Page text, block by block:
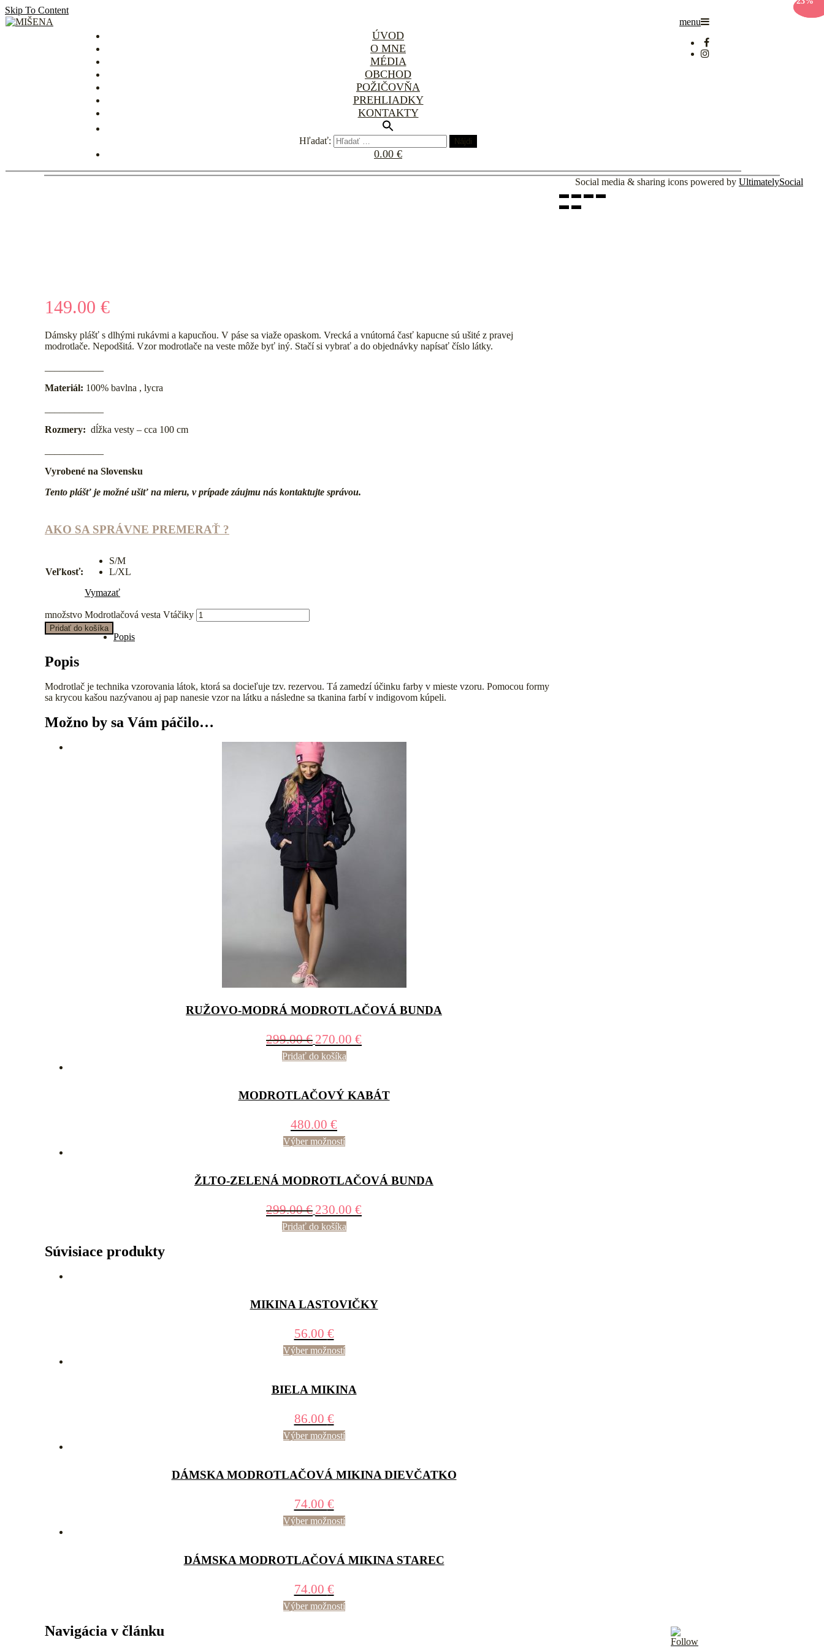
Skip To Content
ÚVOD
O MNE
MÉDIA
OBCHOD
POŽIČOVŇA
PREHLIADKY
KONTAKTY
Hľadať:
0.00 €
menu
149.00 €
Dámsky plášť s dlhými rukávmi a kapucňou. V páse sa viaže opaskom. Vrecká a vnútorná časť kapucne sú ušité z pravej
modrotlače. Nepodšitá. Vzor modrotlače na veste môže byť iný. Stačí si vybrať a do objednávky napísať číslo látky.
Materiál: 100% bavlna , lycra
Rozmery: dĺžka vesty – cca 100 cm
Vyrobené na Slovensku
Tento plášť je možné ušiť na mieru, v prípade záujmu nás kontaktujte správou.
AKO SA SPRÁVNE PREMERAŤ ?
Veľkosť:
S/M
L/XL
Vymazať
množstvo Modrotlačová vesta Vtáčiky
Pridať do košíka
Popis
Popis
Modrotlač je technika vzorovania látok, ktorá sa docieľuje tzv. rezervou. Tá zamedzí účinku farby v mieste vzoru. Pomocou formy
sa krycou kašou nazývanou aj pap nanesie vzor na látku a následne sa tkanina farbí v indigovom kúpeli.
Možno by sa Vám páčilo…
RUŽOVO-MODRÁ MODROTLAČOVÁ BUNDA
299.00€ 270.00 €
Pridať do košíka
MODROTLAČOVÝ KABÁT
480.00 €
Výber možností
ŽLTO-ZELENÁ MODROTLAČOVÁ BUNDA
299.00€ 230.00 €
Pridať do košíka
Súvisiace produkty
MIKINA LASTOVIČKY
56.00 €
Výber možností
BIELA MIKINA
86.00 €
Výber možností
DÁMSKA MODROTLAČOVÁ MIKINA DIEVČATKO
74.00 €
Výber možností
DÁMSKA MODROTLAČOVÁ MIKINA STAREC
74.00 €
Výber možností
Navigácia v článku
Social media & sharing icons powered by UltimatelySocial